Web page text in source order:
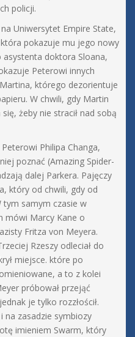
policji.
Uniwersytet Empire State,
pokazuje mu jego nowy
doktora Sloana,
Peterowi innych
którego dezorientuje
W chwili, gdy Martin
żeby nie stracił nad sobą
Philipa Changa,
poznać (Amazing Spider-
dalej Parkera. Pajęczy
który od chwili, gdy od
tym samym czasie w
mówi Marcy Kane o
Fritza von Meyera.
Rzeszy odleciał do
miejsce. które po
a to z kolei
próbował przejąć
je tylko rozzłościł.
i na zasadzie symbiozy
imieniem Swarm, który